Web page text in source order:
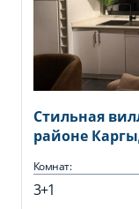
Стильная
районе
Комнат:
3+1